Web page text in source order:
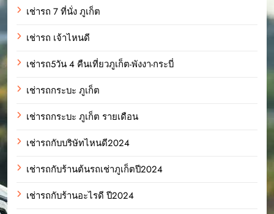
เช่ารถ 7 ที่นั่ง ภูเก็ต
เช่ารถ เจ้าไหนดี
เช่ารถ5วัน 4 คืนเที่ยวภูเก็ต-พังงา-กระบี่
เช่ารถกระบะ ภูเก็ต
เช่ารถกระบะ ภูเก็ต รายเดือน
เช่ารถกับบริษัทไหนดี2024
เช่ารถกับร้านต้นรถเช่าภูเก็ตปี2024
เช่ารถกับร้านอะไรดี ปี2024